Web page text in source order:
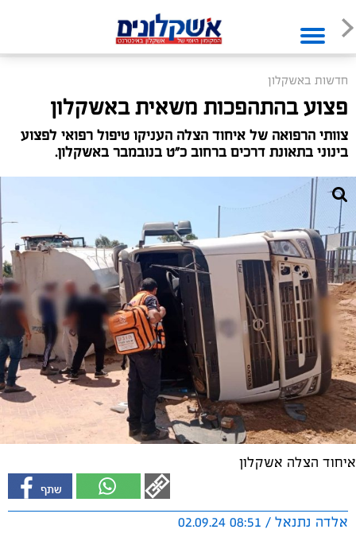
חדשות באשקלון
פצוע בהתהפכות משאית באשקלון
צוותי הרפואה של איחוד הצלה העניקו טיפול רפואי לפצוע
בינוני בתאונת דרכים ברחוב כ"ט בנובמבר באשקלון.
איחוד הצלה אשקלון
אלדה נתנאל / 08:51 02.09.24